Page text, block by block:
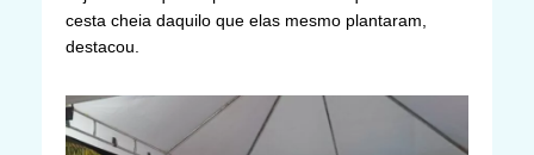
cesta cheia daquilo que elas mesmo plantaram,
destacou.